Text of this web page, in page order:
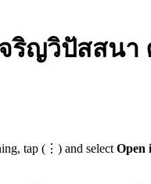
ริญวิปัสสนา
tap (⋮) and select Open